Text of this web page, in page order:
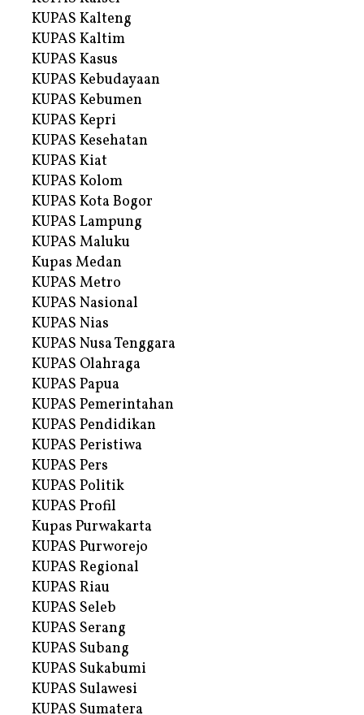
KUPAS Kalteng
KUPAS Kaltim
KUPAS Kasus
KUPAS Kebudayaan
KUPAS Kebumen
KUPAS Kepri
KUPAS Kesehatan
KUPAS Kiat
KUPAS Kolom
KUPAS Kota Bogor
KUPAS Lampung
KUPAS Maluku
Kupas Medan
KUPAS Metro
KUPAS Nasional
KUPAS Nias
KUPAS Nusa Tenggara
KUPAS Olahraga
KUPAS Papua
KUPAS Pemerintahan
KUPAS Pendidikan
KUPAS Peristiwa
KUPAS Pers
KUPAS Politik
KUPAS Profil
Kupas Purwakarta
KUPAS Purworejo
KUPAS Regional
KUPAS Riau
KUPAS Seleb
KUPAS Serang
KUPAS Subang
KUPAS Sukabumi
KUPAS Sulawesi
KUPAS Sumatera